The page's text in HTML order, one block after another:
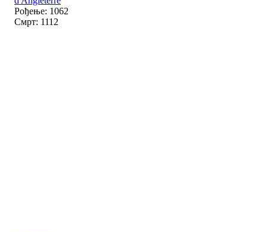
Рођење: 1062
Смрт: 1112